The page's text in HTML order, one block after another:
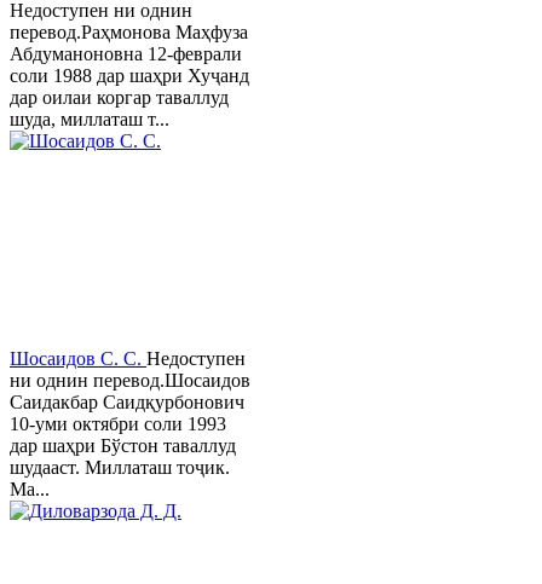
Недоступен ни однин
перевод.Раҳмонова Маҳфуза
Абдуманоновна 12-феврали
соли 1988 дар шаҳри Хуҷанд
дар оилаи коргар таваллуд
шуда, миллаташ т...
Шосаидов С. С. Недоступен
ни однин перевод.Шосаидов
Саидакбар Саидқурбонович
10-уми октябри соли 1993
дар шаҳри Бўстон таваллуд
шудааст. Миллаташ тоҷик.
Ма...